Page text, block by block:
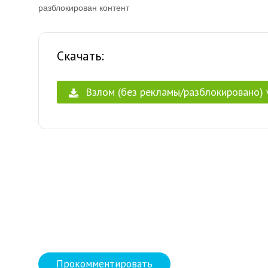
разблокирован контент
Скачать:
Взлом (без рекламы/разблокировано)
Прокомментировать